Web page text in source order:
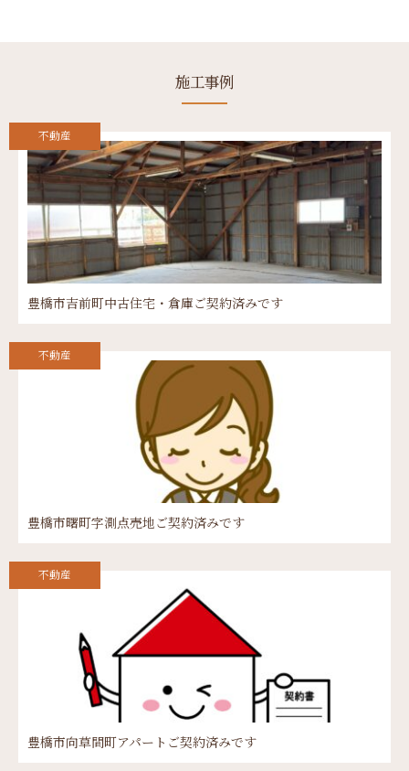
施工事例
豊橋市吉前町中古住宅・倉庫ご契約済みです
不動産
豊橋市曙町字測点売地ご契約済みです
不動産
豊橋市向草間町アパートご契約済みです
不動産